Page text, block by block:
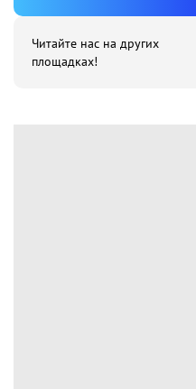
Читайте нас на других
площадках!